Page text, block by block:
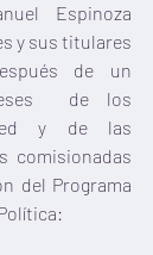
Espinoza
y sus titulares
de un
de los
y de las
comisionadas
del Programa